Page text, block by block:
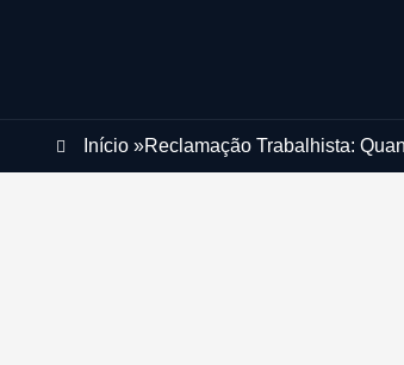
Início »Reclamação Trabalhista: